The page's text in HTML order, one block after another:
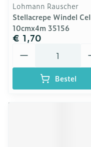
Lohmann Rauscher
Stellacrepe Windel
10cmx4m 35156
€ 1,70
Bestel